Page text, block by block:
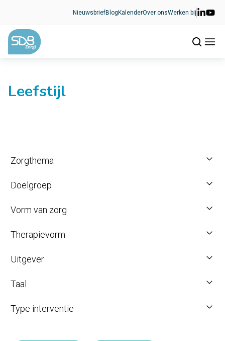
NieuwsbriefBlog KalenderOver onsWerken bij
Leefstijl
Zorgthema
Doelgroep
Vorm van zorg
Therapievorm
Uitgever
Taal
Type interventie